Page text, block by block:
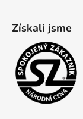
Získali jsme